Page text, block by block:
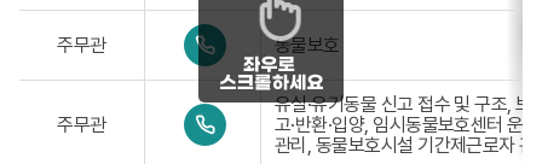
3
9
-
7
주무관
0
4
1
-
3
3
동물보호
주무관
0
4
유실·유기동물 신고 접수 및 구조, 보
고·반환·입양, 임시동물보호센터 운
관리, 동물보호시설 기간제근로자 관